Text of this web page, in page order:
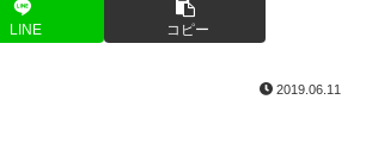
LINE コピー
2019.06.11